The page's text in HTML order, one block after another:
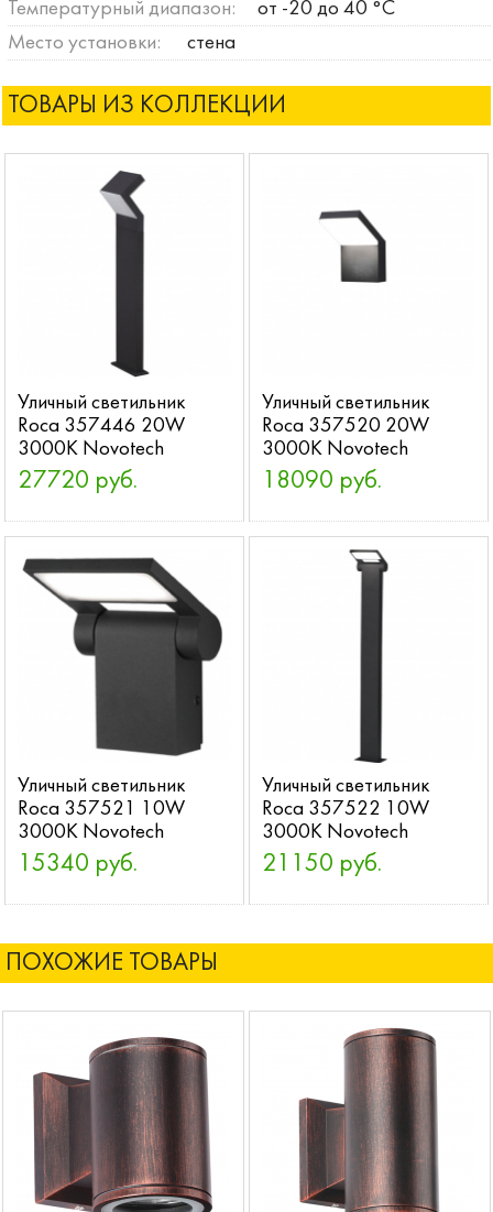
Температурный диапазон:
от -20 до 40 °C
Место установки:
стена
ТОВАРЫ ИЗ КОЛЛЕКЦИИ
Уличный светильник
Roca 357446 20W
3000K Novotech
27720 руб.
Уличный светильник
Roca 357520 20W
3000K Novotech
18090 руб.
Уличный светильник
Roca 357521 10W
3000K Novotech
15340 руб.
Уличный светильник
Roca 357522 10W
3000K Novotech
21150 руб.
ПОХОЖИЕ ТОВАРЫ